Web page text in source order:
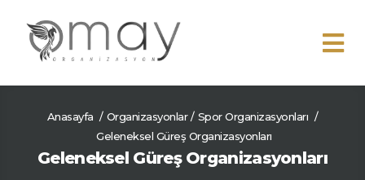
Anasayfa / Organizasyonlar / Spor Organizasyonları /
Geleneksel Güreş Organizasyonları
Geleneksel Güreş Organizasyonları